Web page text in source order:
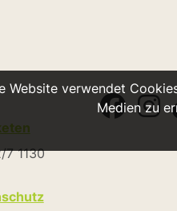
Website verwendet
Medien zu
7 1130